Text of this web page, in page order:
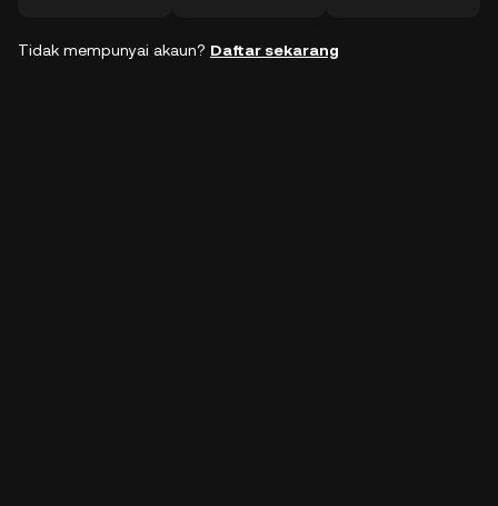
Tidak mempunyai akaun? Daftar sekarang